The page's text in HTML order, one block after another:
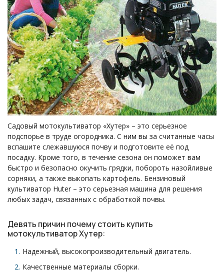
Садовый мотокультиватор «Хутер» – это серьезное
подспорье в труде огородника. С ним вы за считанные часы
вспашите слежавшуюся почву и подготовите её под
посадку. Кроме того, в течение сезона он поможет вам
быстро и безопасно окучить грядки, побороть назойливые
сорняки, а также выкопать картофель. Бензиновый
культиватор Huter – это серьезная машина для решения
любых задач, связанных с обработкой почвы.
Девять причин почему стоить купить
мотокультиватор Хутер:
Надежный, высокопроизводительный двигатель.
Качественные материалы сборки.